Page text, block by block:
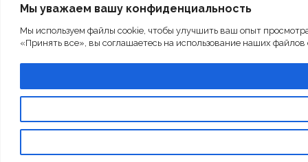
Мы уважаем вашу конфиденциальность
Мы используем файлы cookie, чтобы улучшить ваш опыт
«Принять все», вы соглашаетесь на использование наших файлов